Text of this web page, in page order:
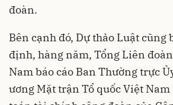
đoàn.
Bên cạnh đó, Dự thảo Luật cũng
định, hàng năm, Tổng Liên
Nam báo cáo Ban Thường trực
ương Mặt trận Tổ quốc Việt